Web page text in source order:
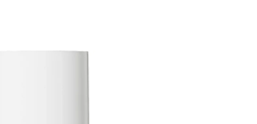
IdealofMeD Kauppa